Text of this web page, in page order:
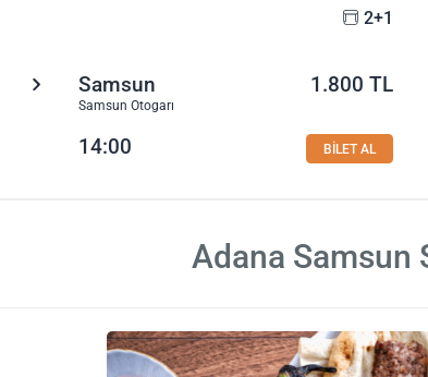
2+1
Samsun
Samsun Otogarı
1.800 TL
14:00 BİLET AL
Adana Samsun